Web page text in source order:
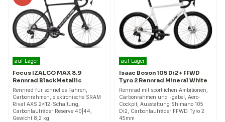
auf Lager
Focus IZALCO MAX 8.9
Rennrad BlackMetallic
Rennrad für schnelles Fahren,
Carbonrahmen, elektronische SRAM
Rival AXS 2x12-Schaltung,
Carbonlaufräder Reserve 40|44,
Gewicht 8,2 kg.
auf Lager
Isaac Boson 105 Di2 + FFWD
Tyro 2 Rennrad Mineral White
Rennrad mit sportlichen Ambitionen,
Carbonrahmen und -gabel, Aero-
Cockpit, Ausstattung Shimano 105
Di2, Carbonlaufräder FFWD Tyro 2
45mm